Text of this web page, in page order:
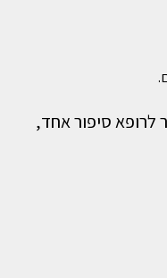
מספר 2: לספר לרופא סיפור אחד,